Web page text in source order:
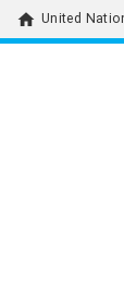
home United